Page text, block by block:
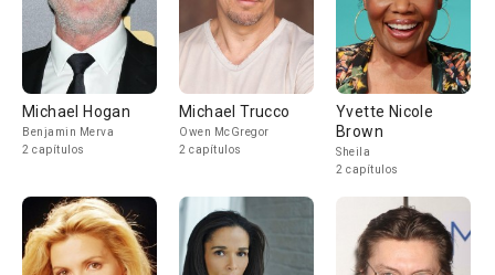
Michael Hogan
Benjamin Merva
2 capítulos
Michael Trucco
Owen McGregor
2 capítulos
Yvette Nicole
Brown
Sheila
2 capítulos